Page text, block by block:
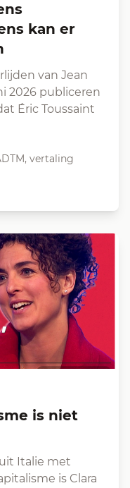
kan er
van Jean
2026 publiceren
Éric Toussaint
vertaling
Italie met
is Clara